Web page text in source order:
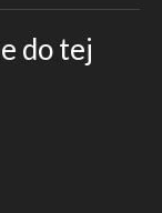
do tej